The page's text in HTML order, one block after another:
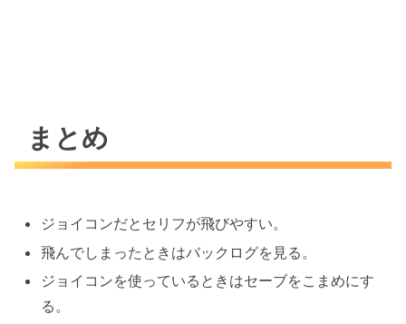
まとめ
ジョイコンだとセリフが飛びやすい。
飛んでしまったときはバックログを見る。
ジョイコンを使っているときはセーブをこまめにす
る。